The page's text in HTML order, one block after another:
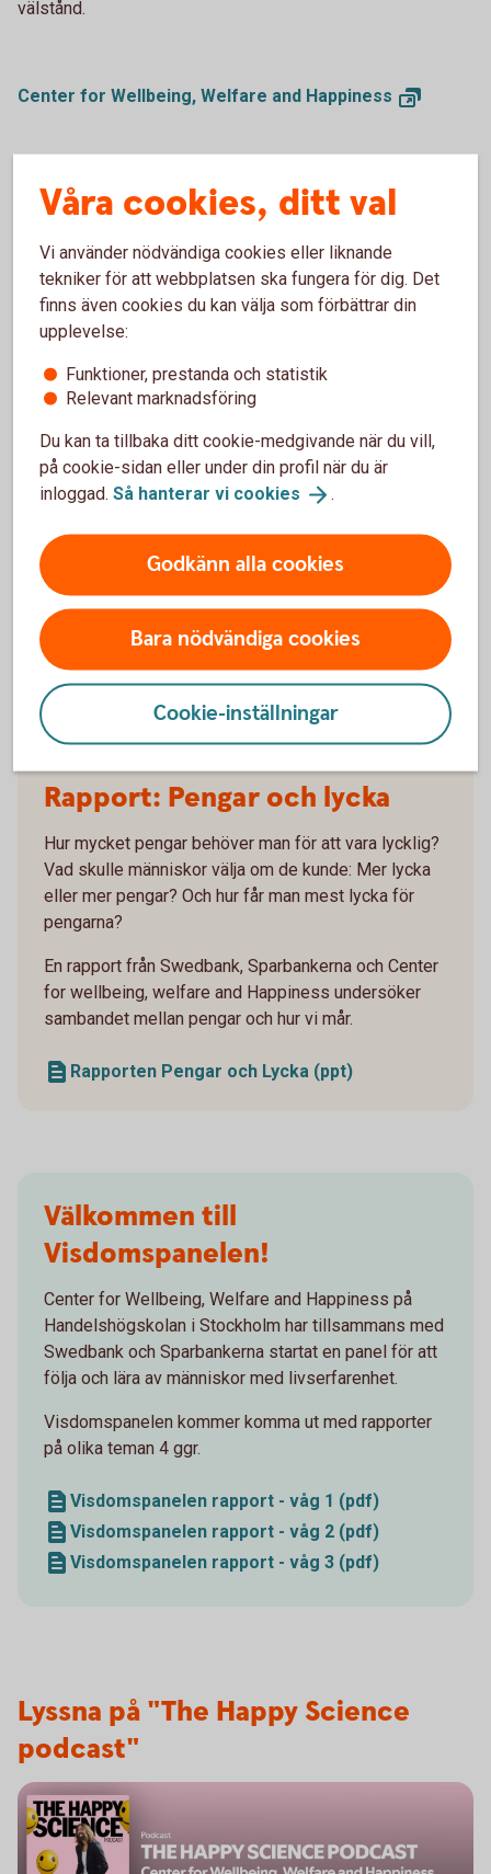
välstånd.
Center for Wellbeing, Welfare and Happiness
Micael Dahlen
Family celebrating a birthday
Rapport: Pengar och lycka
Hur mycket pengar behöver man för att vara lycklig?
Vad skulle människor välja om de kunde: Mer lycka
eller mer pengar? Och hur får man mest lycka för
pengarna?
En rapport från Swedbank, Sparbankerna och Center
for wellbeing, welfare and Happiness undersöker
sambandet mellan pengar och hur vi mår.
Rapporten Pengar och Lycka (ppt)
Välkommen till
Visdomspanelen!
Center for Wellbeing, Welfare and Happiness på
Handelshögskolan i Stockholm har tillsammans med
Swedbank och Sparbankerna startat en panel för att
följa och lära av människor med livserfarenhet.
Visdomspanelen kommer komma ut med rapporter
på olika teman 4 ggr.
Visdomspanelen rapport - våg 1 (pdf)
Visdomspanelen rapport - våg 2 (pdf)
Visdomspanelen rapport - våg 3 (pdf)
Lyssna på "The Happy Science
podcast"
Våra cookies, ditt val
Vi använder nödvändiga cookies eller liknande
tekniker för att webbplatsen ska fungera för dig. Det
finns även cookies du kan välja som förbättrar din
upplevelse:
Funktioner, prestanda och statistik
Relevant marknadsföring
Du kan ta tillbaka ditt cookie-medgivande när du vill,
på cookie-sidan eller under din profil när du är
inloggad. Så hanterar vi cookies .
Godkänn alla cookies
Bara nödvändiga cookies
Cookie-inställningar